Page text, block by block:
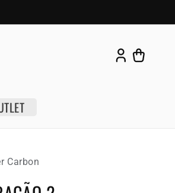
Fazer
login
Carrinho
Carbon